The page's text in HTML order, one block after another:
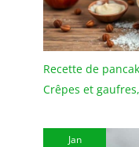
Recette de
Crêpes et gaufres,
Jan